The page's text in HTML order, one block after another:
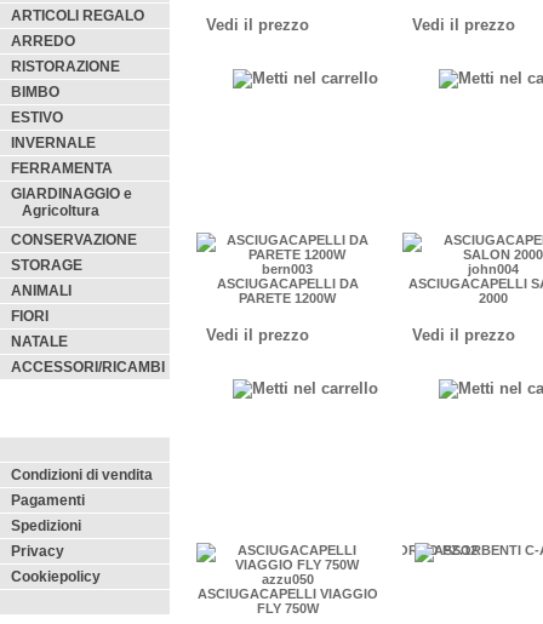
ARTICOLI REGALO
ARREDO
RISTORAZIONE
BIMBO
ESTIVO
INVERNALE
FERRAMENTA
GIARDINAGGIO e
Agricoltura
CONSERVAZIONE
STORAGE
ANIMALI
FIORI
NATALE
ACCESSORI/RICAMBI
Condizioni di vendita
Pagamenti
Spedizioni
Privacy
Cookiepolicy
Vedi il prezzo Vedi il prezzo
bern003
ASCIUGACAPELLI DA
PARETE 1200W
Vedi il prezzo
john004
ASCIUGACAPELLI
2000
Vedi il prezzo
azzu050
ASCIUGACAPELLI VIAGGIO
FLY 750W